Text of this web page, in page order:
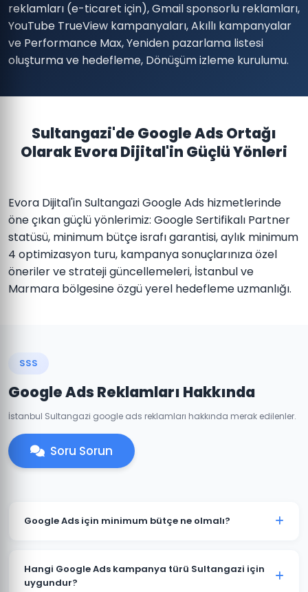
reklamları (e-ticaret için), Gmail sponsorlu reklamları,
YouTube TrueView kampanyaları, Akıllı kampanyalar
ve Performance Max, Yeniden pazarlama listesi
oluşturma ve hedefleme, Dönüşüm izleme kurulumu.
Sultangazi'de Google Ads Ortağı
Olarak Evora Dijital'in Güçlü Yönleri
Evora Dijital'in Sultangazi Google Ads hizmetlerinde
öne çıkan güçlü yönlerimiz: Google Sertifikalı Partner
statüsü, minimum bütçe israfı garantisi, aylık minimum
4 optimizasyon turu, kampanya sonuçlarınıza özel
öneriler ve strateji güncellemeleri, İstanbul ve
Marmara bölgesine özgü yerel hedefleme uzmanlığı.
SSS
Google Ads Reklamları Hakkında
İstanbul Sultangazi google ads reklamları hakkında merak edilenler.
Soru Sorun
Google Ads için minimum bütçe ne olmalı?
aylık reklam bütçesi 2.000 TL'dir. Sektörünüz ve
rekabete göre bu rakam değişebilir. Ücretsiz bütçe
Hangi Google Ads kampanya türü Sultangazi için
uygundur?